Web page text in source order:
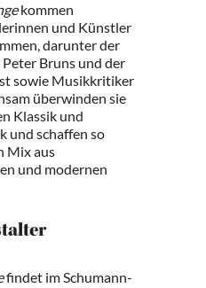
kommen
und Künstler
darunter der
Bruns und der
sowie Musikkritiker
überwinden sie
Klassik und
und schaffen so
Mix aus
und modernen
findet im Schumann-